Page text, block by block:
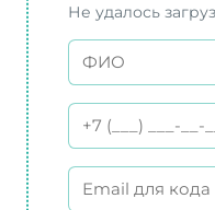
Не удалось